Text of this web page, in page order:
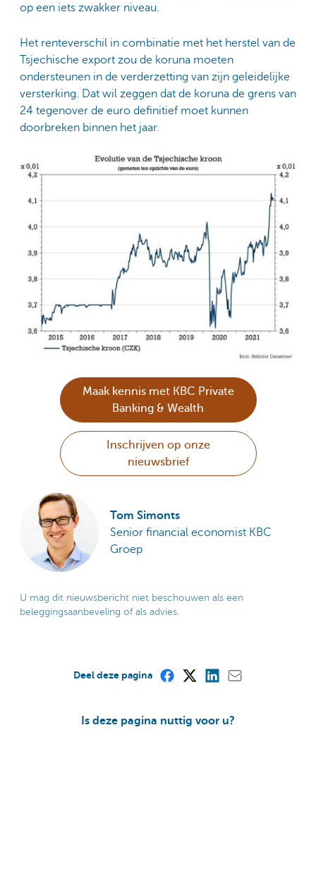
op een iets zwakker niveau.
Het renteverschil in combinatie met het herstel van de
Tsjechische export zou de koruna moeten
ondersteunen in de verderzetting van zijn geleidelijke
versterking. Dat wil zeggen dat de koruna de grens van
24 tegenover de euro definitief moet kunnen
doorbreken binnen het jaar.
Maak kennis met KBC Private
Banking & Wealth
Inschrijven op onze
nieuwsbrief
Tom Simonts
Senior financial economist KBC
Groep
U mag dit nieuwsbericht niet beschouwen als een
beleggingsaanbeveling of als advies.
Is deze pagina nuttig voor u?
Deel deze pagina